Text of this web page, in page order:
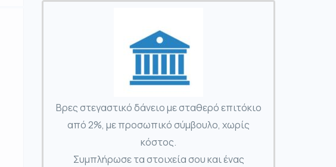
Βρες στεγαστικό δάνειο με σταθερό επιτόκιο
από 2%, με προσωπικό σύμβουλο, χωρίς
κόστος.
Συμπλήρωσε τα στοιχεία σου και ένας